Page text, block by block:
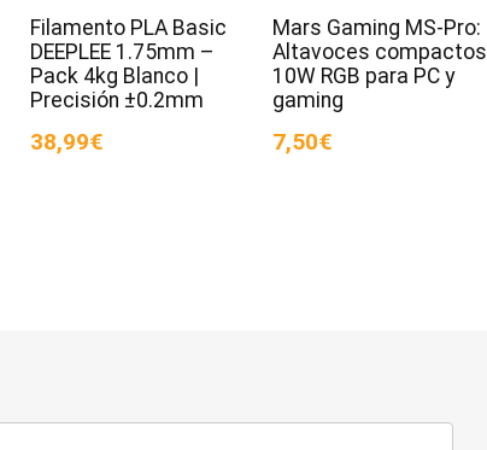
Filamento PLA Basic
DEEPLEE 1.75mm –
Pack 4kg Blanco |
Precisión ±0.2mm
38,99€
Mars Gaming MS-Pro:
Altavoces compactos
10W RGB para PC y
gaming
7,50€